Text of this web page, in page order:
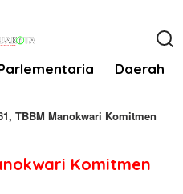
Daerah
TBBM Manokwari Komitmen
Komitmen